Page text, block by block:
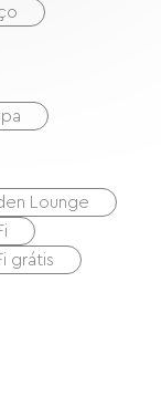
virtuelle,
FAQ
le-
LE CHALET
Lounge
grátis